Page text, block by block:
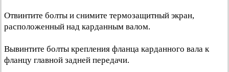
Отвинтите болты и снимите термозащитный экран,
расположенный над карданным валом.
Вывинтите болты крепления фланца карданного вала к
фланцу главной задней передачи.